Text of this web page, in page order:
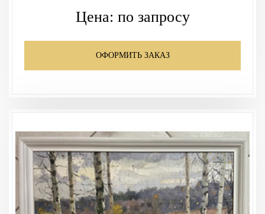
Цена: по запросу
ОФОРМИТЬ ЗАКАЗ